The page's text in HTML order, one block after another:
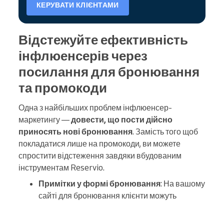
КЕРУВАТИ КЛІЄНТАМИ
Відстежуйте ефективність
інфлюенсерів через
посилання для бронювання
та промокоди
Одна з найбільших проблем інфлюенсер-
маркетингу —довести, що пости дійсно
приносять нові бронювання. Замість того щоб
покладатися лише на промокоди, ви можете
спростити відстеження завдяки вбудованим
інструментам Reservio.
Примітки у формі бронювання: На вашому
сайті для бронювання клієнти можуть